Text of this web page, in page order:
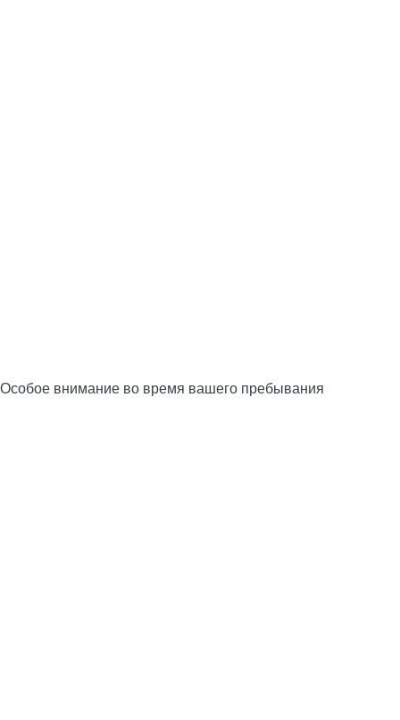
Особое внимание во время вашего пребывания